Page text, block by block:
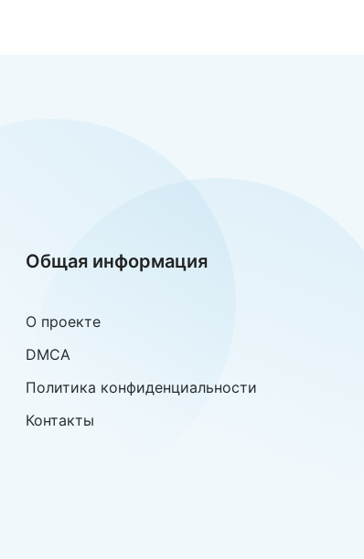
Общая информация
О проекте
DMCA
Политика конфиденциальности
Контакты